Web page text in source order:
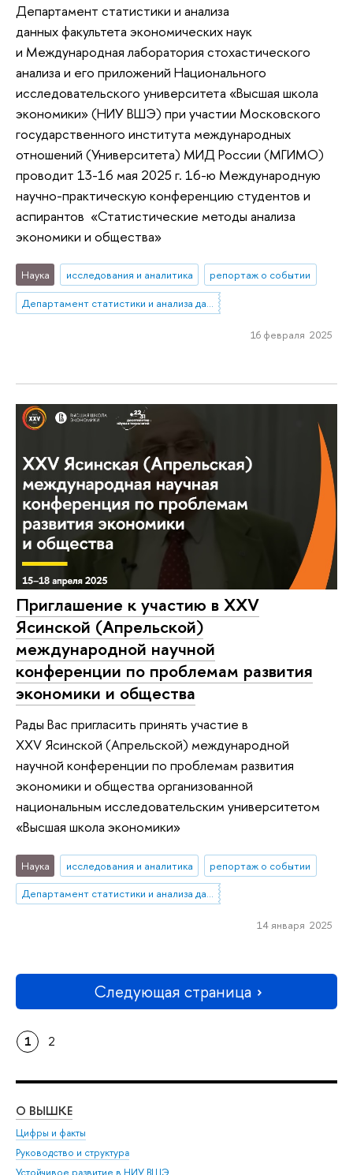
Департамент статистики и анализа
данных факультета экономических наук
и Международная лаборатория стохастического
анализа и его приложений Национального
исследовательского университета «Высшая школа
экономики» (НИУ ВШЭ) при участии Московского
государственного института международных
отношений (Университета) МИД России (МГИМО)
проводит 13-16 мая 2025 г. 16-ю Международную
научно-практическую конференцию студентов и
аспирантов «Статистические методы анализа
экономики и общества»
Наука исследования и аналитика
репортаж о событии
Департамент статистики и анализа данных
16 февраля 2025
Приглашение к участию в XXV
Ясинской (Апрельской)
международной научной
конференции по проблемам развития
экономики и общества
Рады Вас пригласить принять участие в
XXV Ясинской (Апрельской) международной
научной конференции по проблемам развития
экономики и общества организованной
национальным исследовательским университетом
«Высшая школа экономики»
Наука исследования и аналитика
репортаж о событии
Департамент статистики и анализа данных
14 января 2025
Следующая страница
1 2
О ВЫШКЕ
Цифры и факты
Руководство и структура